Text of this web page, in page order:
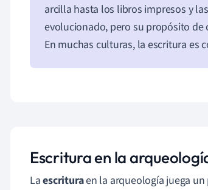
arcilla hasta los libros impresos y
evolucionado, pero su propósito
En muchas culturas, la escritura es
Escritura en la
Laescrituraen la arqueología juega